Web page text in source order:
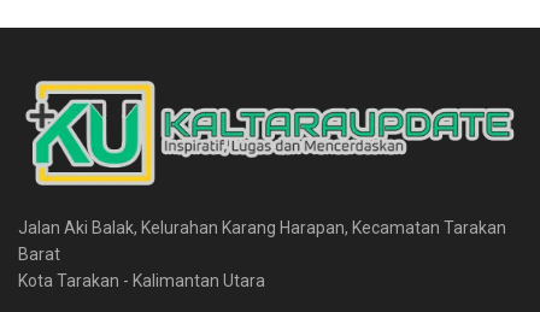
Jalan Aki Balak, Kelurahan Karang Harapan, Kecamatan Tarakan
Barat
Kota Tarakan - Kalimantan Utara